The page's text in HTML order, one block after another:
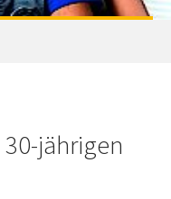
jährigen